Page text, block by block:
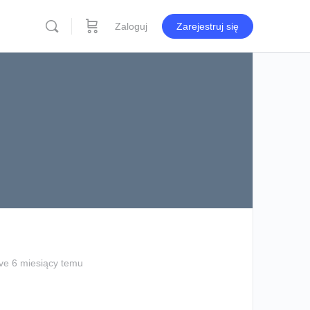
Zaloguj Zarejestruj się
6 miesiący temu